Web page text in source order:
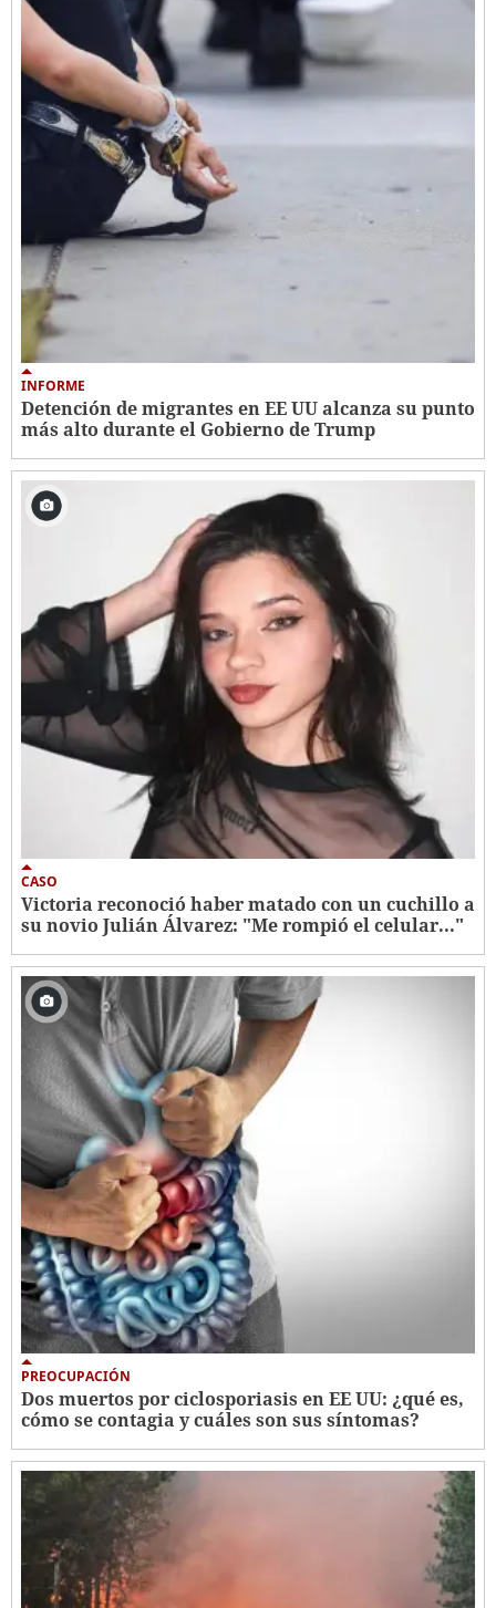
INFORME
Detención de migrantes en EE UU alcanza su punto
más alto durante el Gobierno de Trump
CASO
Victoria reconoció haber matado con un cuchillo a
su novio Julián Álvarez: "Me rompió el celular..."
PREOCUPACIÓN
Dos muertos por ciclosporiasis en EE UU: ¿qué es,
cómo se contagia y cuáles son sus síntomas?